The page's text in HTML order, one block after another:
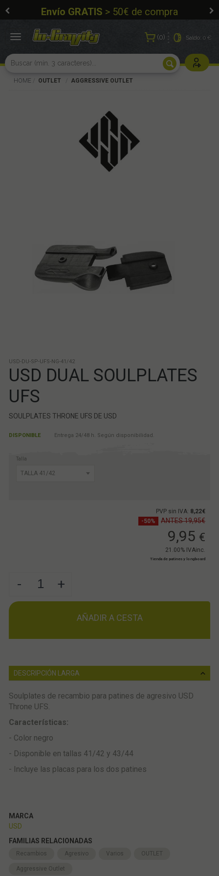
Envío GRATIS > 50€ de compra
0 Saldo:0 €
Usuarios
Toggle
HOME OUTLET AGGRESSIVE OUTLET
USD-DU-SP-UFS-NG-41/42
USD DUAL SOULPLATES
UFS
SOULPLATES THRONE UFS DE USD
DISPONIBLE Entrega 24/48 h. Según disponibilidad.
Talla
PVP sin IVA: 8,22€
-50%
ANTES 19,95€
9,95 €
21.00% IVAinc.
Tienda de patines y longboard
- +
AÑADIR A CESTA
DESCRIPCIÓN LARGA
Soulplates de recambio para patines de agresivo USD
Throne UFS.
Características:
- Color negro
- Disponible en tallas 41/42 y 43/44
- Incluye las placas para los dos patines
MARCA
USD
FAMILIAS RELACIONADAS
Recambios Agresivo Varios OUTLET
Aggressive Outlet